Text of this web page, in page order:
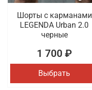
Шорты с карманами
LEGENDA Urban 2.0
черные
1 700 ₽
Выбрать